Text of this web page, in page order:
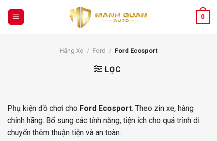
0
Hãng Xe / Ford / Ford Ecosport
LỌC
Phụ kiện đồ chơi cho Ford Ecosport. Theo zin xe, hàng
chính hãng. Bổ sung các tính năng, tiện ích cho quá trình di
chuyển thêm thuận tiện và an toàn.